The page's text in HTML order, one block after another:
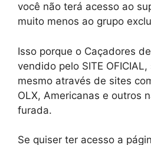
você não terá acesso ao
muito menos ao grupo
Isso porque o Caçadores
vendido pelo SITE
mesmo através de sites
OLX, Americanas e outros
furada.
Se quiser ter acesso a